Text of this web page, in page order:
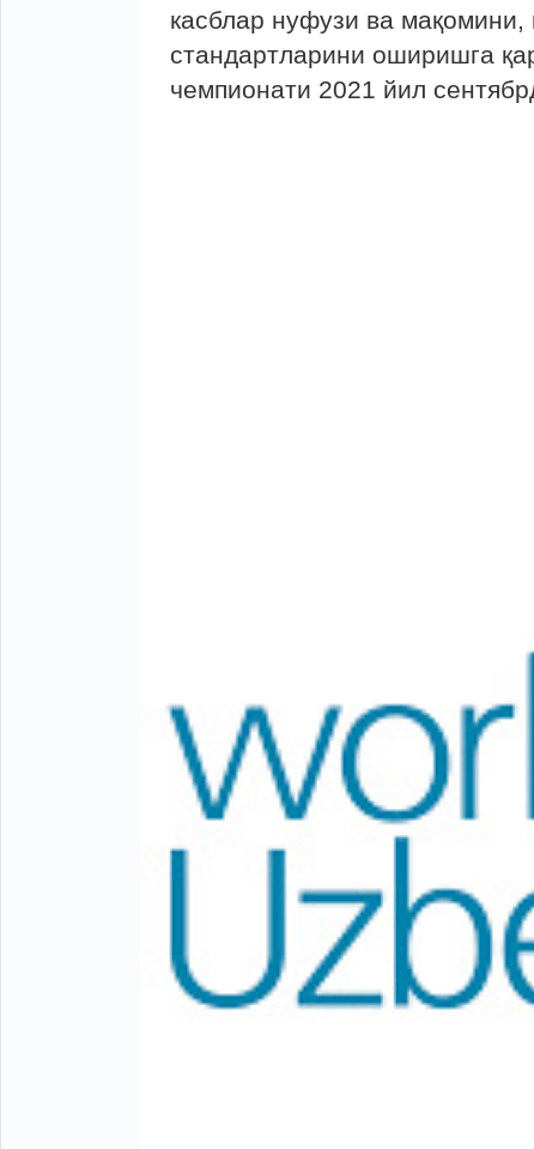
касблар нуфузи ва мақомини,
стандартларини оширишга
чемпионати 2021 йил